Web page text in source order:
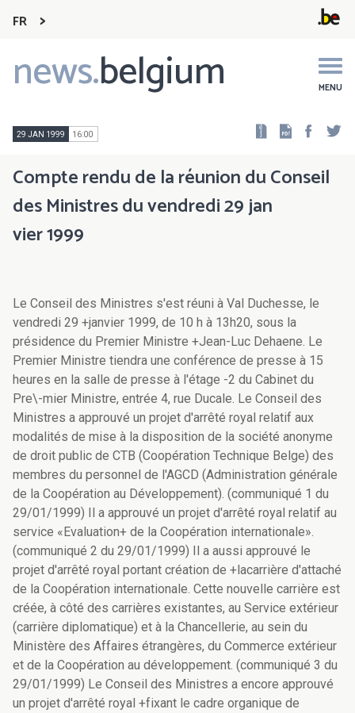
FR
news.belgium MENU
Main
navigation
29 JAN 1999 16:00
Compte rendu de la réunion du Conseil
des Ministres du vendredi 29 jan
vier 1999
Le Conseil des Ministres s'est réuni à Val Duchesse, le
vendredi 29 +janvier 1999, de 10 h à 13h20, sous la
présidence du Premier Ministre +Jean-Luc Dehaene. Le
Premier Ministre tiendra une conférence de presse à 15
heures en la salle de presse à l'étage -2 du Cabinet du
Pre\-mier Ministre, entrée 4, rue Ducale. Le Conseil des
Ministres a approuvé un projet d'arrêté royal relatif aux
modalités de mise à la disposition de la société anonyme
de droit public de CTB (Coopération Technique Belge) des
membres du personnel de l'AGCD (Administration générale
de la Coopération au Développement). (communiqué 1 du
29/01/1999) Il a approuvé un projet d'arrêté royal relatif au
service «Evaluation+ de la Coopération internationale».
(communiqué 2 du 29/01/1999) Il a aussi approuvé le
projet d'arrêté royal portant création de +lacarrière d'attaché
de la Coopération internationale. Cette nouvelle carrière est
créée, à côté des carrières existantes, au Service extérieur
(carrière diplomatique) et à la Chancellerie, au sein du
Ministère des Affaires étrangères, du Commerce extérieur
et de la Coopération au développement. (communiqué 3 du
29/01/1999) Le Conseil des Ministres a encore approuvé
un projet d'arrêté royal +fixant le cadre organique de